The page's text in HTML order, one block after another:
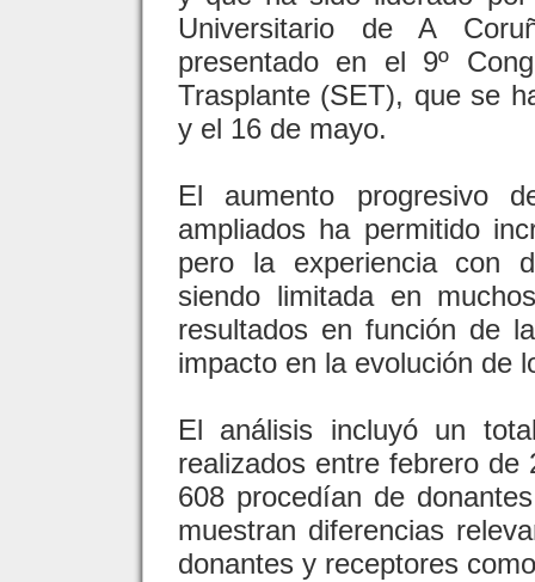
Universitario de A
presentado en el 9º
Trasplante (SET), que se
y el 16 de mayo.
El aumento progresivo
ampliados ha permitido
pero la experiencia con
siendo limitada en
resultados en función de
impacto en la evolución de
El análisis incluyó un
realizados entre febrero
608 procedían de
muestran diferencias
donantes y receptores